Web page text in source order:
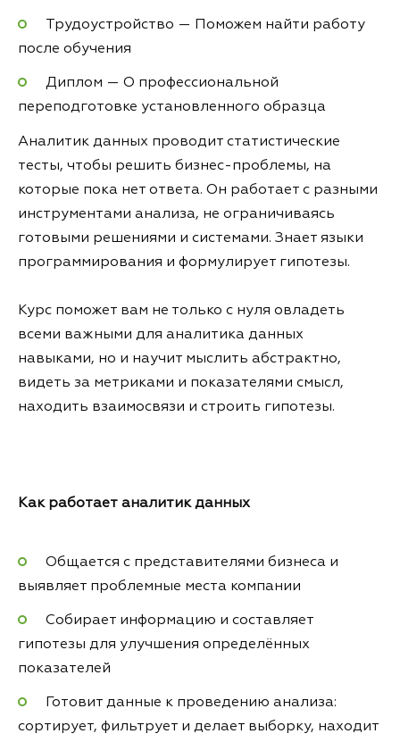
Трудоустройство — Поможем найти работу
после обучения
Диплом — О профессиональной
переподготовке установленного образца
Аналитик данных проводит статистические
тесты, чтобы решить бизнес-проблемы, на
которые пока нет ответа. Он работает с разными
инструментами анализа, не ограничиваясь
готовыми решениями и системами. Знает языки
программирования и формулирует гипотезы.
Курс поможет вам не только с нуля овладеть
всеми важными для аналитика данных
навыками, но и научит мыслить абстрактно,
видеть за метриками и показателями смысл,
находить взаимосвязи и строить гипотезы.
Как работает аналитик данных
Общается с представителями бизнеса и
выявляет проблемные места компании
Собирает информацию и составляет
гипотезы для улучшения определённых
показателей
Готовит данные к проведению анализа:
сортирует, фильтрует и делает выборку, находит